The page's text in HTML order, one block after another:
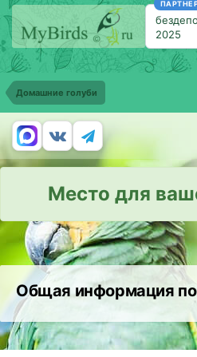
2025
Домашние голуби
Место для
Общая информация